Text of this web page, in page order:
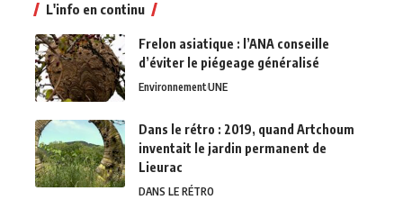
L'info en continu
Frelon asiatique : l’ANA conseille
d’éviter le piégeage généralisé
EnvironnementUNE
Dans le rétro : 2019, quand Artchoum
inventait le jardin permanent de
Lieurac
DANS LE RÉTRO